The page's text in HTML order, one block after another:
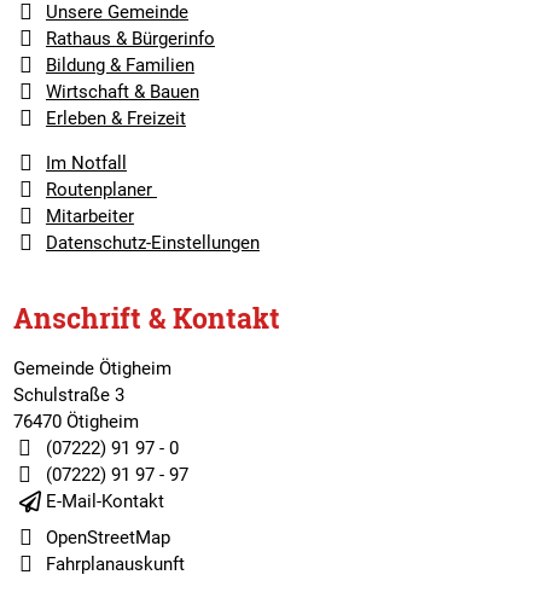
Unsere Gemeinde
Rathaus & Bürgerinfo
Bildung & Familien
Wirtschaft & Bauen
Erleben & Freizeit
Im Notfall
Routenplaner
Mitarbeiter
Datenschutz-Einstellungen
Anschrift & Kontakt
Gemeinde Ötigheim
Schulstraße 3
76470 Ötigheim
(07222) 91 97 - 0
(07222) 91 97 - 97
E-Mail-Kontakt
OpenStreetMap
Fahrplanauskunft